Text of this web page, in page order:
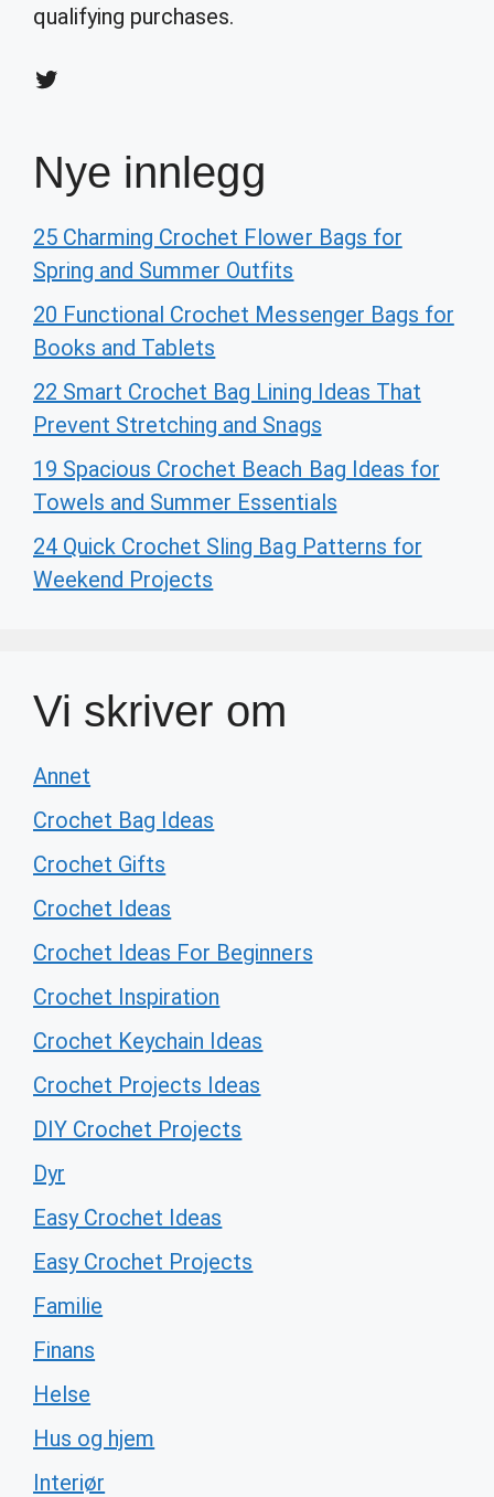
qualifying purchases.
Twitter
Nye innlegg
25 Charming Crochet Flower Bags for
Spring and Summer Outfits
20 Functional Crochet Messenger Bags for
Books and Tablets
22 Smart Crochet Bag Lining Ideas That
Prevent Stretching and Snags
19 Spacious Crochet Beach Bag Ideas for
Towels and Summer Essentials
24 Quick Crochet Sling Bag Patterns for
Weekend Projects
Vi skriver om
Annet
Crochet Bag Ideas
Crochet Gifts
Crochet Ideas
Crochet Ideas For Beginners
Crochet Inspiration
Crochet Keychain Ideas
Crochet Projects Ideas
DIY Crochet Projects
Dyr
Easy Crochet Ideas
Easy Crochet Projects
Familie
Finans
Helse
Hus og hjem
Interiør